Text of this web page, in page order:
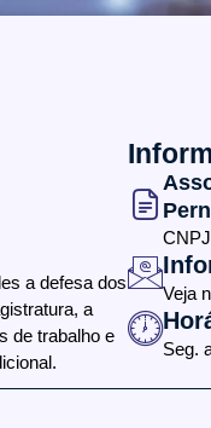
a defesa dos
a
de trabalho e
Veja
Seg.